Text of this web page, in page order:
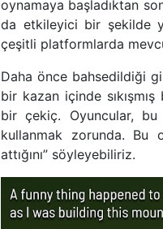
oynamaya başladıktan
da etkileyici bir şekilde
çeşitli platformlarda
Daha önce bahsedildiği
bir kazan içinde
bir çekiç. Oyuncular, bu
kullanmak zorunda. Bu
attığını” söyleyebiliriz.